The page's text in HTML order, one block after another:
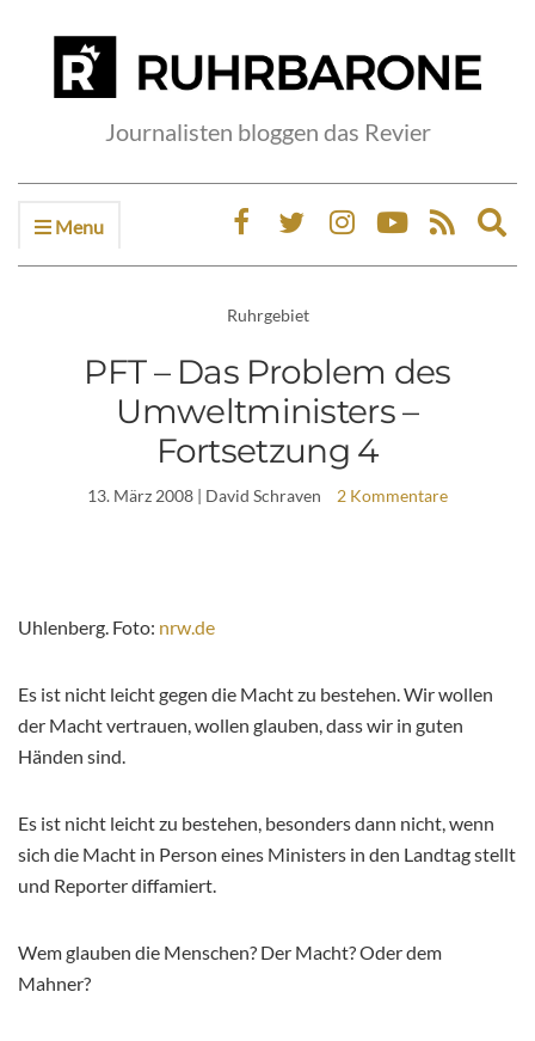
Journalisten bloggen das Revier
Menu
Ruhrgebiet
PFT – Das Problem des
Umweltministers –
Fortsetzung 4
13. März 2008 | David Schraven 2 Kommentare
Uhlenberg. Foto: nrw.de
Es ist nicht leicht gegen die Macht zu bestehen. Wir wollen
der Macht vertrauen, wollen glauben, dass wir in guten
Händen sind.
Es ist nicht leicht zu bestehen, besonders dann nicht, wenn
sich die Macht in Person eines Ministers in den Landtag stellt
und Reporter diffamiert.
Wem glauben die Menschen? Der Macht? Oder dem
Mahner?